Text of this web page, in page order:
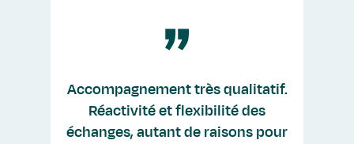
Accompagnement très qualitatif.
Réactivité et flexibilité des
échanges, autant de raisons pour